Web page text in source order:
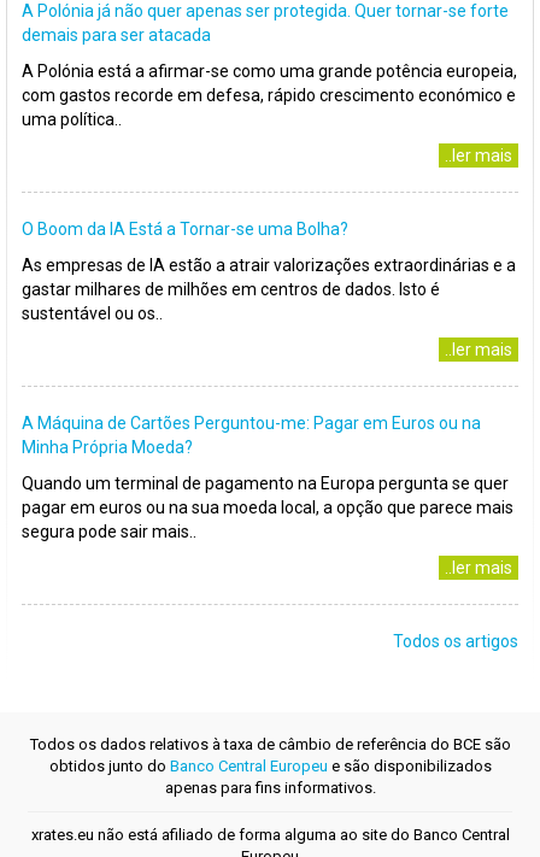
A Polónia já não quer apenas ser protegida. Quer tornar-se forte
demais para ser atacada
A Polónia está a afirmar-se como uma grande potência europeia,
com gastos recorde em defesa, rápido crescimento económico e
uma política..
..ler mais
O Boom da IA Está a Tornar-se uma Bolha?
As empresas de IA estão a atrair valorizações extraordinárias e a
gastar milhares de milhões em centros de dados. Isto é
sustentável ou os..
..ler mais
A Máquina de Cartões Perguntou-me: Pagar em Euros ou na
Minha Própria Moeda?
Quando um terminal de pagamento na Europa pergunta se quer
pagar em euros ou na sua moeda local, a opção que parece mais
segura pode sair mais..
..ler mais
Todos os artigos
Todos os dados relativos à taxa de câmbio de referência do BCE são
obtidos junto do Banco Central Europeu e são disponibilizados
apenas para fins informativos.
xrates.eu não está afiliado de forma alguma ao site do Banco Central